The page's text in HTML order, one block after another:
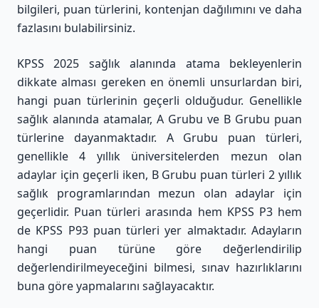
bilgileri, puan türlerini, kontenjan dağılımını ve daha
fazlasını bulabilirsiniz.
KPSS 2025 sağlık alanında atama bekleyenlerin
dikkate alması gereken en önemli unsurlardan biri,
hangi puan türlerinin geçerli olduğudur. Genellikle
sağlık alanında atamalar, A Grubu ve B Grubu puan
türlerine dayanmaktadır. A Grubu puan türleri,
genellikle 4 yıllık üniversitelerden mezun olan
adaylar için geçerli iken, B Grubu puan türleri 2 yıllık
sağlık programlarından mezun olan adaylar için
geçerlidir. Puan türleri arasında hem KPSS P3 hem
de KPSS P93 puan türleri yer almaktadır. Adayların
hangi puan türüne göre değerlendirilip
değerlendirilmeyeceğini bilmesi, sınav hazırlıklarını
buna göre yapmalarını sağlayacaktır.